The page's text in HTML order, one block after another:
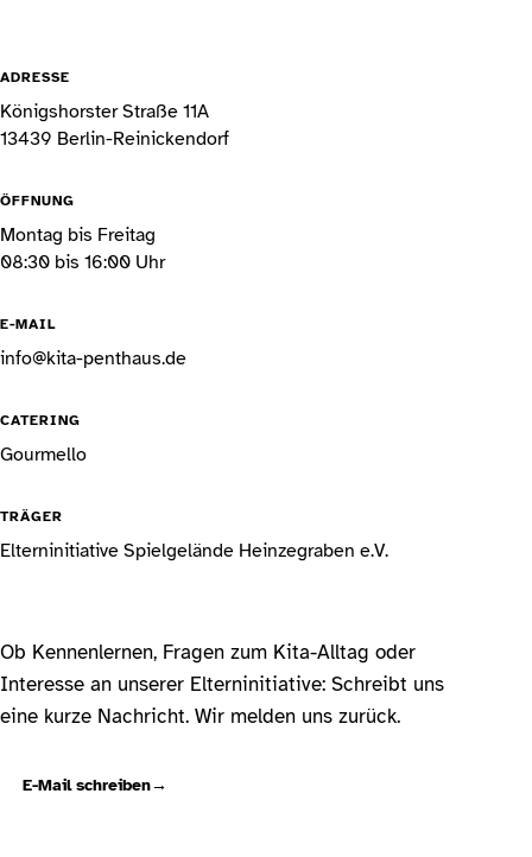
ADRESSE
Königshorster Straße 11A
13439 Berlin-Reinickendorf
ÖFFNUNG
Montag bis Freitag
08:30 bis 16:00 Uhr
E-MAIL
info@kita-penthaus.de
CATERING
Gourmello
TRÄGER
Elterninitiative Spielgelände Heinzegraben e.V.
Ob Kennenlernen, Fragen zum Kita-Alltag oder
Interesse an unserer Elterninitiative: Schreibt uns
eine kurze Nachricht. Wir melden uns zurück.
E-Mail schreiben→